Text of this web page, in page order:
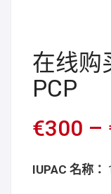
在线购
PCP
€300 –
IUPAC 名称：